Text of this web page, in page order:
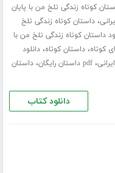
کوتاه زندگی تلخ من با پایان
،داستان کوتاه زندگی تلخ
داستان کوتاه زندگی تلخ من با
کوتاه،داستان کوتاه،دانلود
،pdf داستان رایگان ،داستان
دانلود کتاب